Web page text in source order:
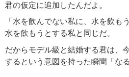
君の仮定に追加したんだよ。
「水を飲んでない私に、水を飲も
水を飲もうとする私と同じだ。
だからモデル級と結婚する君は、
するという意図を持った瞬間「なる